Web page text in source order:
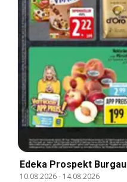
Edeka Prospekt Burgau
10.08.2026- 14.08.2026